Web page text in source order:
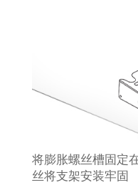
将膨胀螺丝槽固定
丝将支架安装牢固